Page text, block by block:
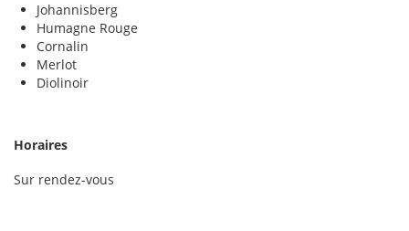
Johannisberg
Humagne Rouge
Cornalin
Merlot
Diolinoir
Horaires
Sur rendez-vous